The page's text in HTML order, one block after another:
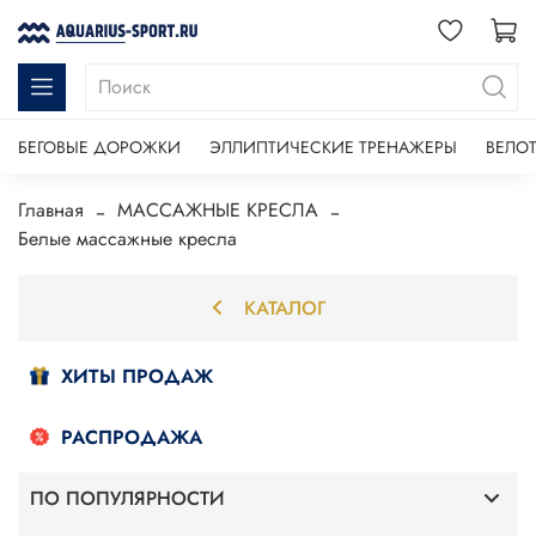
БЕГОВЫЕ ДОРОЖКИ ЭЛЛИПТИЧЕСКИЕ ТРЕНАЖЕРЫ
Главная
МАССАЖНЫЕ КРЕСЛА
Белые массажные кресла
КАТАЛОГ
ХИТЫ ПРОДАЖ
РАСПРОДАЖА
ПО ПОПУЛЯРНОСТИ